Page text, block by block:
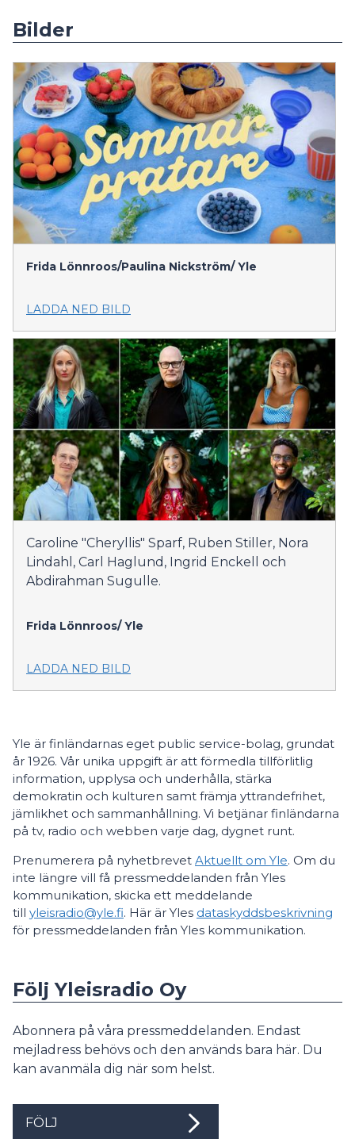
Bilder
Frida Lönnroos/Paulina Nickström/ Yle
LADDA NED BILD
Caroline "Cheryllis" Sparf, Ruben Stiller, Nora
Lindahl, Carl Haglund, Ingrid Enckell och
Abdirahman Sugulle.
Frida Lönnroos/ Yle
LADDA NED BILD
Yle är finländarnas eget public service-bolag, grundat
år 1926. Vår unika uppgift är att förmedla tillförlitlig
information, upplysa och underhålla, stärka
demokratin och kulturen samt främja yttrandefrihet,
jämlikhet och sammanhållning. Vi betjänar finländarna
på tv, radio och webben varje dag, dygnet runt.
Prenumerera på nyhetbrevet Aktuellt om Yle. Om du
inte längre vill få pressmeddelanden från Yles
kommunikation, skicka ett meddelande
till yleisradio@yle.fi. Här är Yles dataskyddsbeskrivning
för pressmeddelanden från Yles kommunikation.
Följ Yleisradio Oy
Abonnera på våra pressmeddelanden. Endast
mejladress behövs och den används bara här. Du
kan avanmäla dig när som helst.
FÖLJ